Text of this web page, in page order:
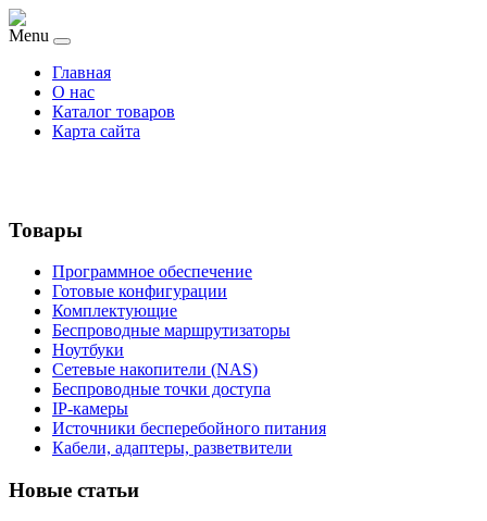
Menu
Главная
О нас
Каталог товаров
Карта сайта
Товары
Программное обеспечение
Готовые конфигурации
Комплектующие
Беспроводные маршрутизаторы
Ноутбуки
Сетевые накопители (NAS)
Беспроводные точки доступа
IP-камеры
Источники бесперебойного питания
Кабели, адаптеры, разветвители
Новые статьи